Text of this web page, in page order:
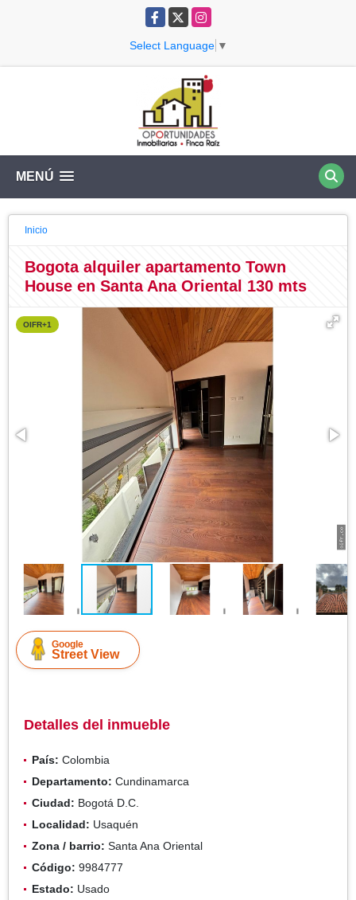
Facebook
X Instagram
Select Language ▼
MENÚ
Inicio
Bogota alquiler apartamento Town
House en Santa Ana Oriental 130 mts
OIFR+1
Google
Street View
Detalles del inmueble
País: Colombia
Departamento: Cundinamarca
Ciudad: Bogotá D.C.
Localidad: Usaquén
Zona / barrio: Santa Ana Oriental
Código: 9984777
Estado: Usado